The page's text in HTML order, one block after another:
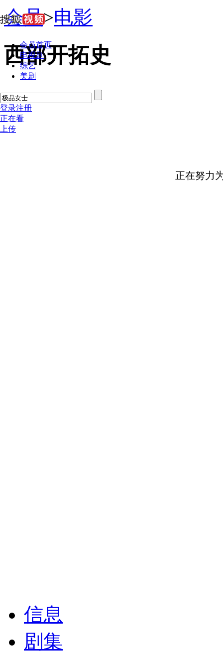
会员首页
电视剧
综艺
美剧
登录注册
正在看
上传
会员>电影
西部开拓史
正在努力
信息
剧集